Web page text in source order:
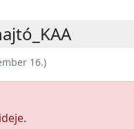
16.)